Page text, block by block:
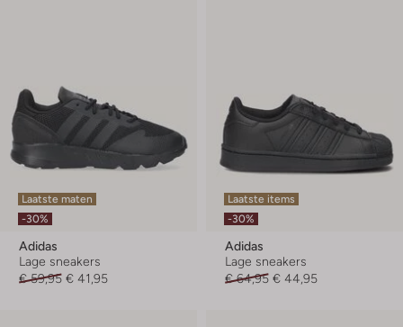
Laatste maten
-30%
Adidas
Lage sneakers
€ 59,95 € 41,95
Laatste items
-30%
Adidas
Lage sneakers
€ 64,95 € 44,95